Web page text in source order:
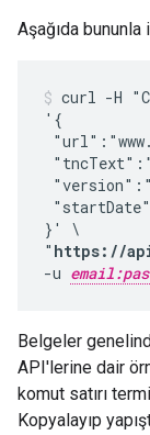
Aşağıda
curl -H
'{
}' \
" https://
-u
Belgeler
API'lerine dair
komut satırı
Kopyalayıp